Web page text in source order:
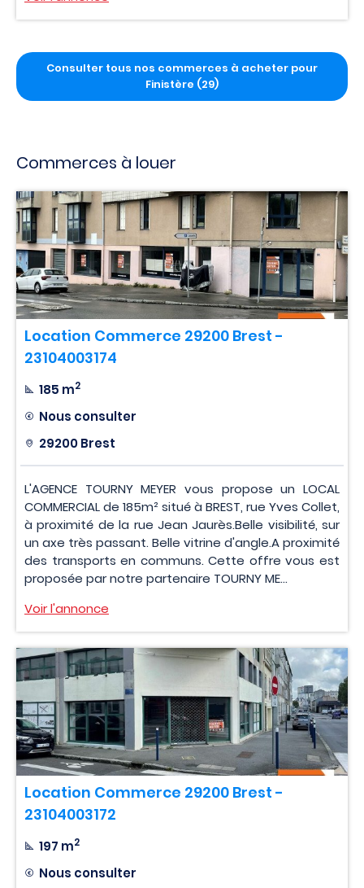
Consulter tous nos commerces à acheter pour
Finistère (29)
Commerces à louer
Location Commerce 29200 Brest -
23104003174
185 m2
Nous consulter
29200 Brest
L'AGENCE TOURNY MEYER vous propose un LOCAL
COMMERCIAL de 185m² situé à BREST, rue Yves Collet,
à proximité de la rue Jean Jaurès.Belle visibilité, sur
un axe très passant. Belle vitrine d'angle.A proximité
des transports en communs. Cette offre vous est
proposée par notre partenaire TOURNY ME...
Voir l'annonce
Location Commerce 29200 Brest -
23104003172
197 m2
Nous consulter